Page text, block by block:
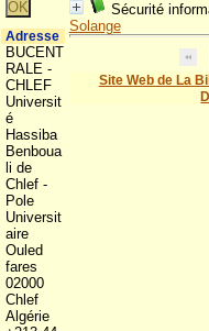
Sécurité
Solange
Site Web de La
Adresse
BUCENT
RALE -
CHLEF
Universit
é
Hassiba
Benboua
li de
Chlef -
Pole
Universit
aire
Ouled
fares
02000
Chlef
Algérie